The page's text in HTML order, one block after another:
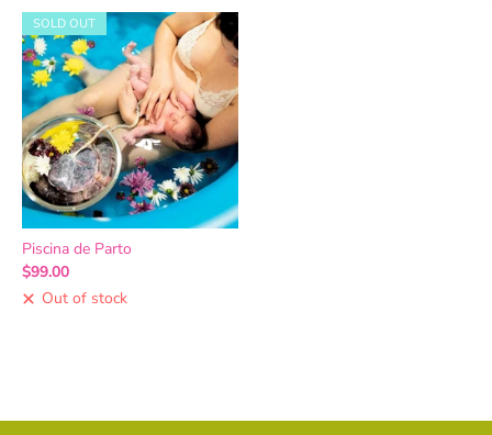
SOLD OUT
Piscina de Parto
$99.00
Out of stock